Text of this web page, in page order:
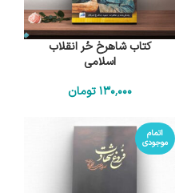
کتاب شاهرخ حُر انقلاب
اسلامی
130٬000 تومان
اتمام
موجودی